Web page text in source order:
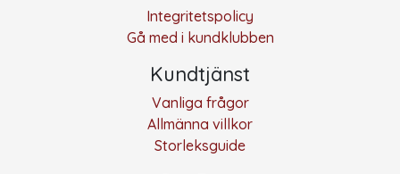
Integritetspolicy
Gå med i kundklubben
Kundtjänst
Vanliga frågor
Allmänna villkor
Storleksguide